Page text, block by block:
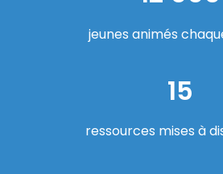
jeunes animés
15
ressources mises à